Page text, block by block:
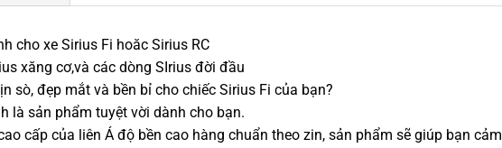
cho xe Sirius Fi hoăc Sirius RC
xăng cơ,và các dòng SIrius đời đầu
sò, đẹp mắt và bền bỉ cho chiếc Sirius Fi của bạn?
là sản phẩm tuyệt vời dành cho bạn.
cấp của liên Á độ bền cao hàng chuẩn theo zin, sản phẩm sẽ giúp bạn cảm